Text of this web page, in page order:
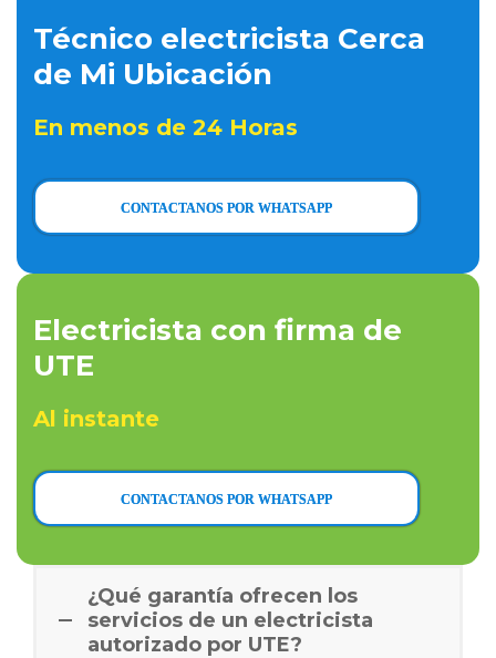
Técnico electricista Cerca
de Mi Ubicación
En menos de 24 Horas
CONTACTANOS POR WHATSAPP
Electricista con firma de
UTE
Al instante
CONTACTANOS POR WHATSAPP
¿Qué garantía ofrecen los
servicios de un electricista
autorizado por UTE?